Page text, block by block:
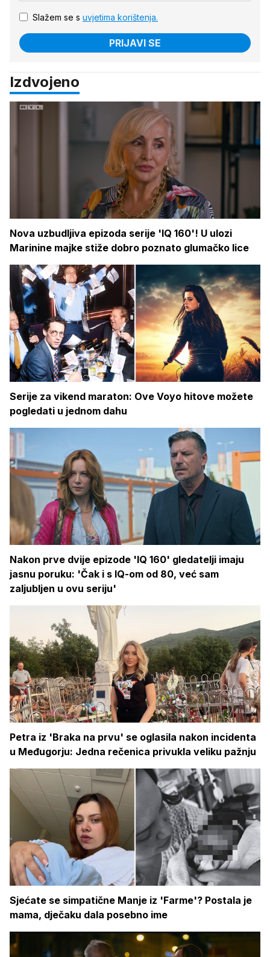
Slažem se s uvjetima korištenja.
PRIJAVI SE
Izdvojeno
Nova uzbudljiva epizoda serije 'IQ 160'! U ulozi
Marinine majke stiže dobro poznato glumačko lice
Serije za vikend maraton: Ove Voyo hitove možete
pogledati u jednom dahu
Nakon prve dvije epizode 'IQ 160' gledatelji imaju
jasnu poruku: 'Čak i s IQ-om od 80, već sam
zaljubljen u ovu seriju'
Petra iz 'Braka na prvu' se oglasila nakon incidenta
u Međugorju: Jedna rečenica privukla veliku pažnju
Sjećate se simpatične Manje iz 'Farme'? Postala je
mama, dječaku dala posebno ime